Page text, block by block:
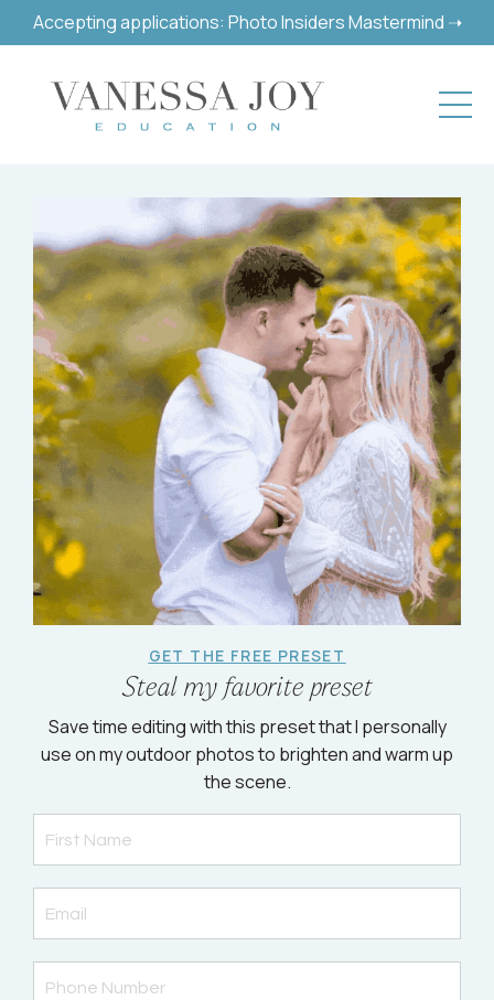
Accepting applications: Photo Insiders Mastermind ➝
GET THE FREE PRESET
Steal my favorite preset
Save time editing with this preset that I personally
use on my outdoor photos to brighten and warm up
the scene.